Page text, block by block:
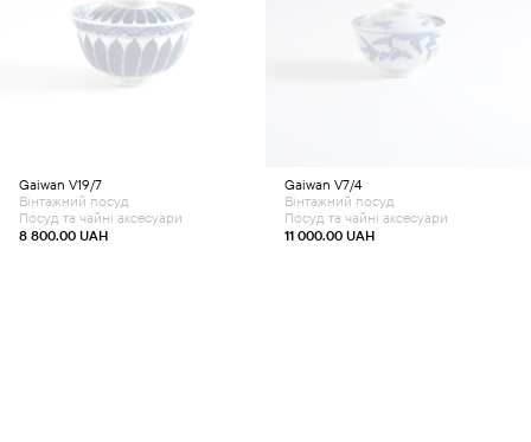
Gaiwan V19/7
8 800.00 UAH
Вінтажний посуд
Посуд та чайні аксесуари
Gaiwan V7/4
11 000.00 UAH
Вінтажний посуд
Посуд та чайні аксесуари